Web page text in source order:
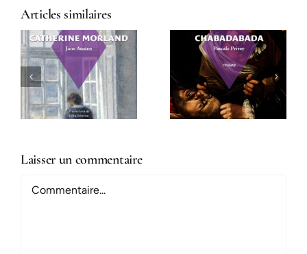
Articles similaires
Chabadabada
Voyageuses •
Tome II
Laisser un commentaire
Commentaire